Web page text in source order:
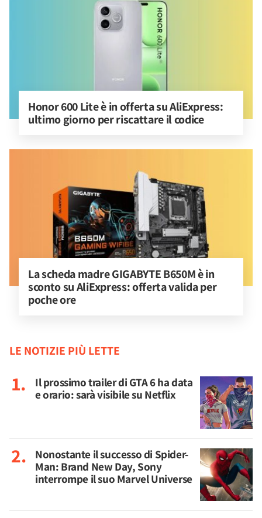
Honor 600 Lite è in offerta su AliExpress:
ultimo giorno per riscattare il codice
La scheda madre GIGABYTE B650M è in
sconto su AliExpress: offerta valida per
poche ore
LE NOTIZIE PIÙ LETTE
Il prossimo trailer di GTA 6 ha data
e orario: sarà visibile su Netflix
Nonostante il successo di Spider-
Man: Brand New Day, Sony
interrompe il suo Marvel Universe